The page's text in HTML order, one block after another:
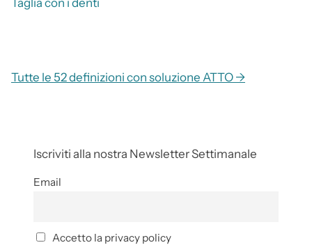
Taglia con i denti
Tutte le 52 definizioni con soluzione ATTO →
Iscriviti alla nostra Newsletter Settimanale
Email
Accetto la privacy policy